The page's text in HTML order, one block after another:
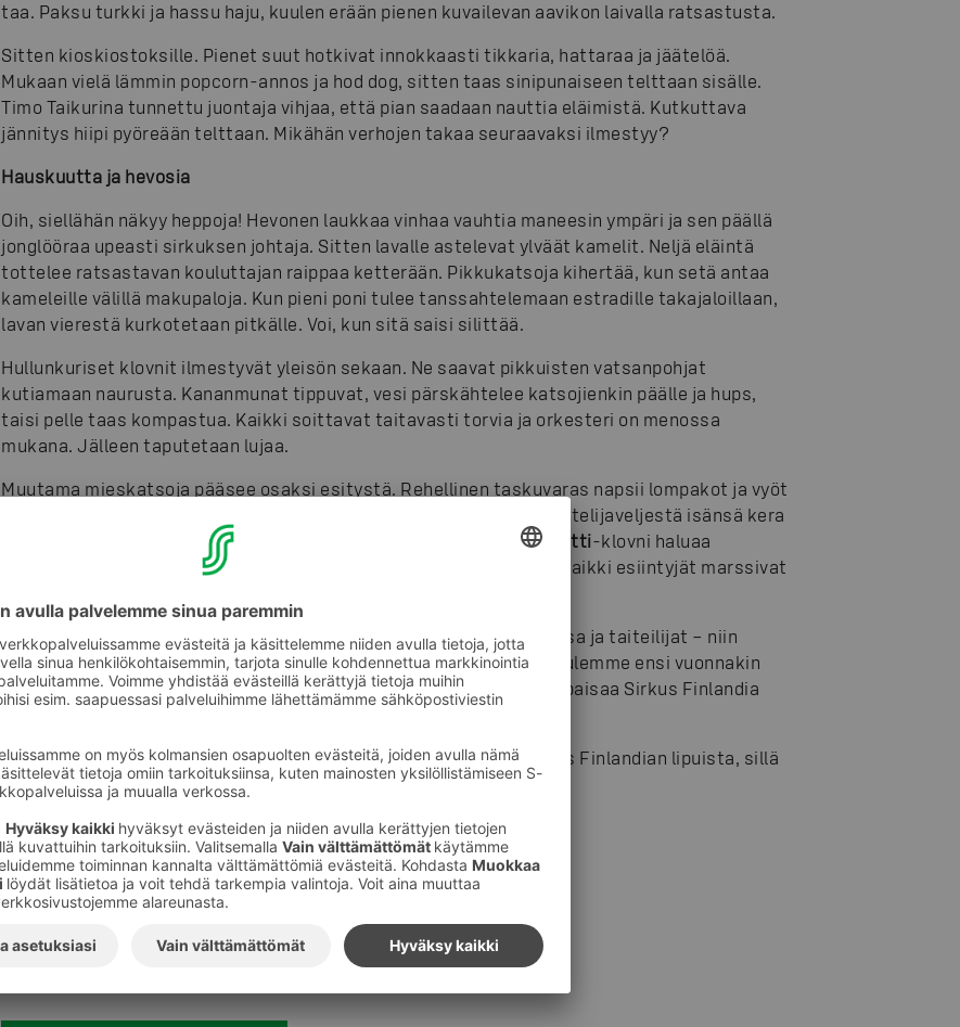
taa. Paksu turkki ja hassu haju, kuulen erään pienen kuvailevan aavikon laivalla ratsastusta.
Sitten kioskiostoksille. Pienet suut hotkivat innokkaasti tikkaria, hattaraa ja jäätelöä.
Mukaan vielä lämmin popcorn-annos ja hod dog, sitten taas sinipunaiseen telttaan sisälle.
Timo Taikurina tunnettu juontaja vihjaa, että pian saadaan nauttia eläimistä. Kutkuttava
jännitys hiipi pyöreään telttaan. Mikähän verhojen takaa seuraavaksi ilmestyy?
Hauskuutta ja hevosia
Oih, siellähän näkyy heppoja! Hevonen laukkaa vinhaa vauhtia maneesin ympäri ja sen päällä
jonglööraa upeasti sirkuksen johtaja. Sitten lavalle astelevat ylväät kamelit. Neljä eläintä
tottelee ratsastavan kouluttajan raippaa ketterään. Pikkukatsoja kihertää, kun setä antaa
kameleille välillä makupaloja. Kun pieni poni tulee tanssahtelemaan estradille takajaloillaan,
lavan vierestä kurkotetaan pitkälle. Voi, kun sitä saisi silittää.
Hullunkuriset klovnit ilmestyvät yleisön sekaan. Ne saavat pikkuisten vatsanpohjat
kutiamaan naurusta. Kananmunat tippuvat, vesi pärskähtelee katsojienkin päälle ja hups,
taisi pelle taas kompastua. Kaikki soittavat taitavasti torvia ja orkesteri on menossa
mukana. Jälleen taputetaan lujaa.
Muutama mieskatsoja pääsee osaksi esitystä. Rehellinen taskuvaras napsii lompakot ja vyöt
hetkeksi talteen, vaikka miehet eivät huomaa mitään. Kolme voimistelijaveljestä isänsä kera
taipuvat vielä vaativiin asentoihin ja isompikin katsoja ihastelee.
Totti-klovni haluaa
välttämättä soittaa muutaman trumpettisoolon väliin, ennen kuin kaikki esiintyjät marssivat
Sirkus Finlandian huhtikuussa alkanut kiertue päättyy marraskuussa ja taiteilijat – niin
ihmiset kuin eläimetkin – jäävät ansaitulle lomalle. Ehdottomasti tulemme ensi vuonnakin
yhdessä katsastamaan minkälaista jännittävää, kutkuttavaa ja hupaisaa Sirkus Finlandia
taas tarjoaa.
Asiakasomistajat perheineen saavat S-Etukortilla alennusta Sirkus Finlandian lipuista, sillä
S-ryhmä on yli 35-vuotiaan sirkuksen yhteistyökumppani.
Kuvat:S-Ryhmä